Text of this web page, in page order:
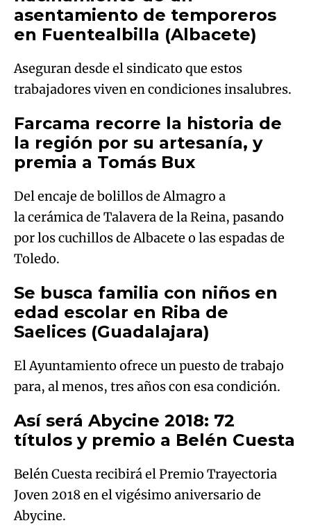
asentamiento de temporeros
en Fuentealbilla (Albacete)
Aseguran desde el sindicato que estos
trabajadores viven en condiciones insalubres.
Farcama recorre la historia de
la región por su artesanía, y
premia a Tomás Bux
Del encaje de bolillos de Almagro a
la cerámica de Talavera de la Reina, pasando
por los cuchillos de Albacete o las espadas de
Toledo.
Se busca familia con niños en
edad escolar en Riba de
Saelices (Guadalajara)
El Ayuntamiento ofrece un puesto de trabajo
para, al menos, tres años con esa condición.
Así será Abycine 2018: 72
títulos y premio a Belén Cuesta
Belén Cuesta recibirá el Premio Trayectoria
Joven 2018 en el vigésimo aniversario de
Abycine.